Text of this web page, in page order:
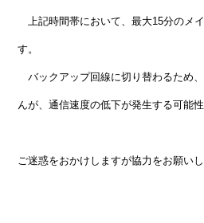
上記時間帯において、最大15分のメ
す。
バックアップ回線に切り替わるため
んが、通信速度の低下が発生する可能性
ご迷惑をおかけしますが協力をお願いし